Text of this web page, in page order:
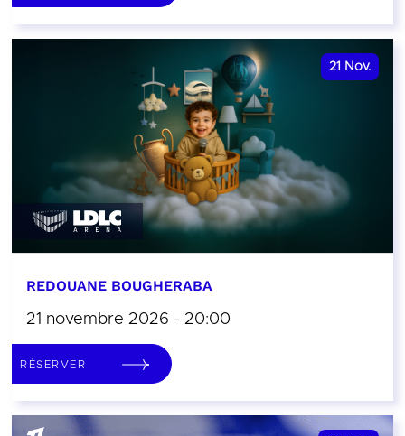
21 Nov.
REDOUANE BOUGHERABA
21 novembre 2026 - 20:00
RÉSERVER